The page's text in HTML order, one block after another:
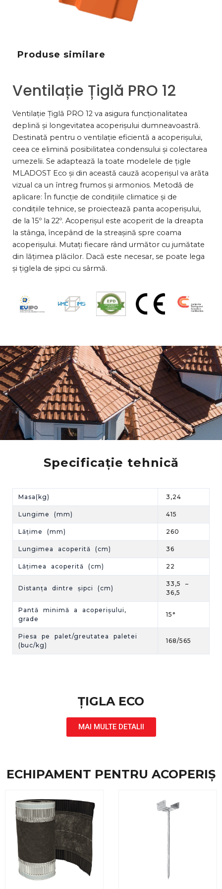
Produse similare
Ventilație Țiglă PRO 12
Ventilație Țiglă PRO 12 va asigura funcționalitatea
deplină și longevitatea acoperișului dumneavoastră.
Destinată pentru o ventilație eficientă a acoperișului,
ceea ce elimină posibilitatea condensului și colectarea
umezelii. Se adaptează la toate modelele de țigle
MLADOST Eco și din această cauză acoperișul va arăta
vizual ca un întreg frumos și armonios. Metodă de
aplicare: În funcție de condițiile climatice și de
condițiile tehnice, se proiectează panta acoperișului,
de la 15º la 22º. Acoperișul este acoperit de la dreapta
la stânga, începând de la streașină spre coama
acoperișului. Mutați fiecare rând următor cu jumătate
din lățimea plăcilor. Dacă este necesar, se poate lega
și țiglela de șipci cu sârmă.
Specificație tehnică
Masa(kg) 3,24
Lungime (mm) 415
Lățime (mm) 260
Lungimea acoperită (cm) 36
Lățimea acoperită (cm) 22
Distanța dintre șipci (cm)
33,5 –
36,5
Pantă minimă a acoperișului,
grade
15°
Piesa pe palet/greutatea paletei
(buc/kg)
168/565
ȚIGLA ECO
MAI MULTE DETALII
ECHIPAMENT PENTRU ACOPERIȘ